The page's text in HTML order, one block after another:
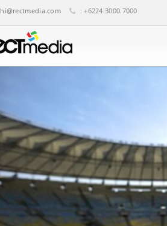
hi@rectmedia.com : +6224.3000.7000